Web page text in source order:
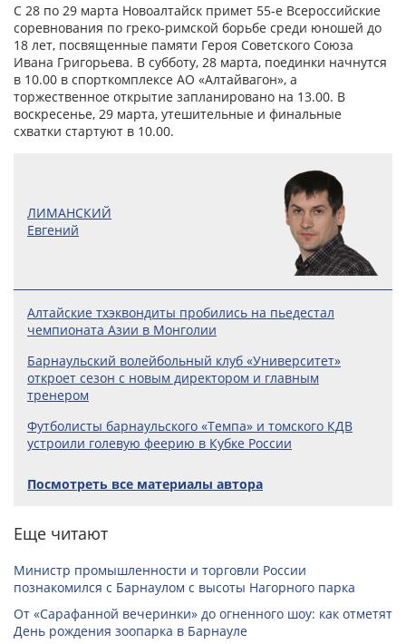
С 28 по 29 марта Новоалтайск примет 55-е Всероссийские
соревнования по греко-римской борьбе среди юношей до
18 лет, посвященные памяти Героя Советского Союза
Ивана Григорьева. В субботу, 28 марта, поединки начнутся
в 10.00 в спорткомплексе АО «Алтайвагон», а
торжественное открытие запланировано на 13.00. В
воскресенье, 29 марта, утешительные и финальные
схватки стартуют в 10.00.
ЛИМАНСКИЙ
Евгений
Алтайские тхэквондиты пробились на пьедестал
чемпионата Азии в Монголии
Барнаульский волейбольный клуб «Университет»
откроет сезон с новым директором и главным
тренером
Футболисты барнаульского «Темпа» и томского КДВ
устроили голевую феерию в Кубке России
Посмотреть все материалы автора
Еще читают
Министр промышленности и торговли России
познакомился с Барнаулом с высоты Нагорного парка
От «Сарафанной вечеринки» до огненного шоу: как отметят
День рождения зоопарка в Барнауле